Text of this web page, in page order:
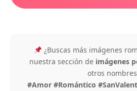
¿Buscas más imágenes
nuestra sección de imágenes
otros
#Amor #Romántico